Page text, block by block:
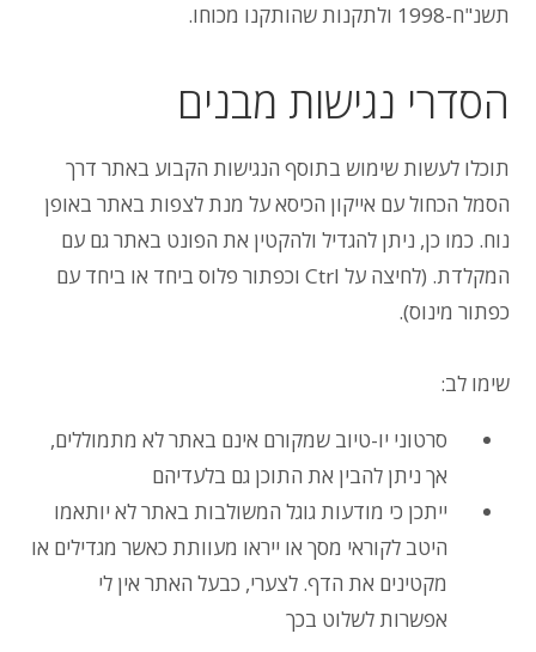
תשנ"ח-1998 ולתקנות שהותקנו מכוחו.
הסדרי נגישות מבנים
תוכלו לעשות שימוש בתוסף הנגישות הקבוע באתר דרך
הסמל הכחול עם אייקון הכיסא על מנת לצפות באתר באופן
נוח. כמו כן, ניתן להגדיל ולהקטין את הפונט באתר גם עם
המקלדת. (לחיצה על Ctrl וכפתור פלוס ביחד או ביחד עם
כפתור מינוס).
שימו לב:
סרטוני יו-טיוב שמקורם אינם באתר לא מתמוללים,
אך ניתן להבין את התוכן גם בלעדיהם
ייתכן כי מודעות גוגל המשולבות באתר לא יותאמו
היטב לקוראי מסך או ייראו מעוותת כאשר מגדילים או
מקטינים את הדף. לצערי, כבעל האתר אין לי
אפשרות לשלוט בכך